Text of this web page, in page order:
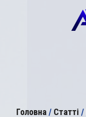
Головна / Статті /